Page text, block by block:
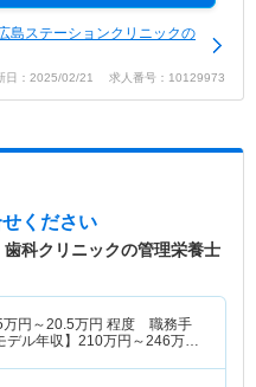
島ステーションクリニックの
日：2025/02/21 求人番号：10129973
ください
歯科クリニックの管理栄養士
万円～20.5万円 程度 職務手
ル年収】 210万円～246万円